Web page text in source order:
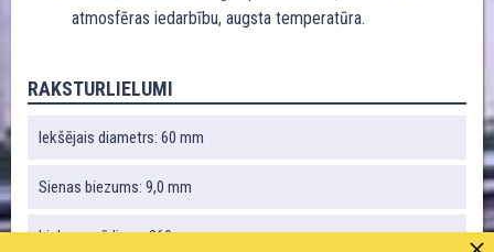
atmosfēras iedarbību, augsta temperatūra.
RAKSTURLIELUMI
Iekšējais diametrs: 60 mm
Sienas biezums: 9,0 mm
Liekuma rādiuss: 360 mm